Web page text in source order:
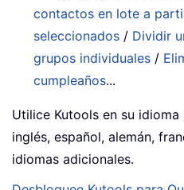
contactos en lote a
seleccionados / Dividir
grupos individuales /
cumpleaños...
Utilice Kutools en su
inglés, español, alemán,
idiomas adicionales.